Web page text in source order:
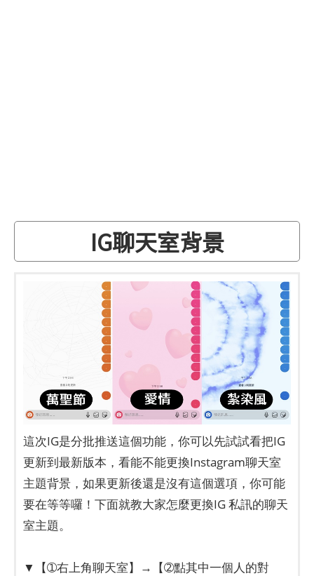
IG聊天室背景
這次IG是分批推送這個功能，你可以先試試看把IG
更新到最新版本，看能不能更換Instagram聊天室
主題背景，如果更新後還是沒有這個選項，你可能
要在等等囉！下面就教大家怎麼更換IG 私訊的聊天
室主題。
▼【➀右上角聊天室】→【➁點其中一個人的對